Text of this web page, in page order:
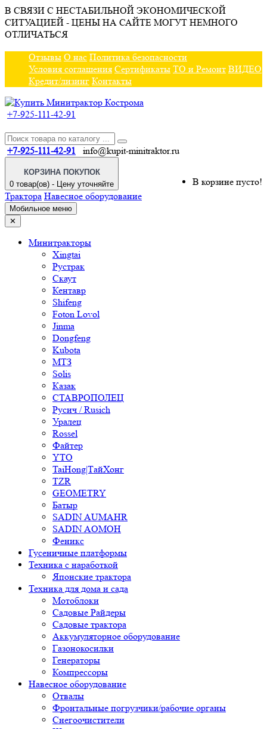
В СВЯЗИ С НЕСТАБИЛЬНОЙ ЭКОНОМИЧЕСКОЙ
СИТУАЦИЕЙ - ЦЕНЫ НА САЙТЕ МОГУТ НЕМНОГО
ОТЛИЧАТЬСЯ
Отзывы О нас Политика безопасности
Условия соглашения Сертификаты ТО и Ремонт ВИДЕО
Кредит/лизинг Контакты
+7-925-111-42-91
+7-925-111-42-91 info@kupit-minitraktor.ru
КОРЗИНА ПОКУПОК
0 товар(ов) - Цену уточняйте
В корзине пусто!
Трактора Навесное оборудование
Мобильное меню
✕
Минитракторы
Xingtai
Рустрак
Скаут
Кентавр
Shifeng
Foton Lovol
Jinma
Dongfeng
Kubota
МТЗ
Solis
Казак
СТАВРОПОЛЕЦ
Русич / Rusich
Уралец
Rossel
Файтер
YTO
TaiHong|ТайХонг
TZR
GEOMETRY
Батыр
SADIN AUMAHR
SADIN AOMOH
Феникс
Гусеничные платформы
Техника с наработкой
Японские трактора
Техника для дома и сада
Мотоблоки
Садовые Райдеры
Садовые трактора
Аккумуляторное оборудование
Газонокосилки
Генераторы
Компрессоры
Навесное оборудование
Отвалы
Фронтальные погрузчики/рабочие органы
Снегоочистители